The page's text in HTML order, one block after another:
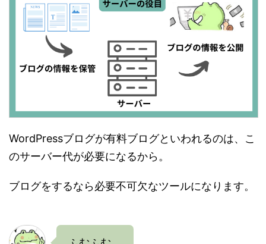
WordPressブログが有料ブログといわれるのは、こ
のサーバー代が必要になるから。
ブログをするなら必要不可欠なツールになります。